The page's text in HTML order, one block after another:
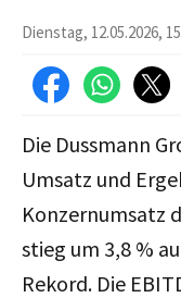
Dienstag, 12.05.2026,
Die Dussmann
Umsatz und
Konzernumsatz
stieg um 3,8 %
Rekord. Die